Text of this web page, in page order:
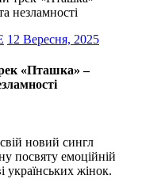
незламності
12 Вересня, 2025
«Пташка» –
новий сингл
посвяту емоційній
українських жінок.